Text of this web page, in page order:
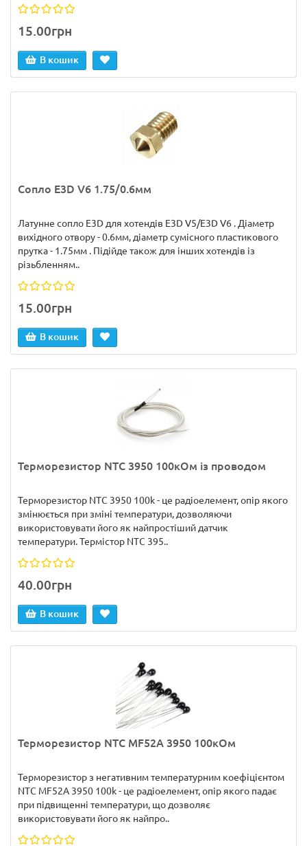
15.00грн
В кошик
Сопло E3D V6 1.75/0.6мм
Латунне сопло E3D для хотендів E3D V5/E3D V6 . Діаметр
вихідного отвору - 0.6мм, діаметр сумісного пластикового
прутка - 1.75мм . Підійде також для інших хотендів із
різьбленням..
15.00грн
В кошик
Терморезистор NTC 3950 100кОм із проводом
Терморезистор NTC 3950 100k - це радіоелемент, опір якого
змінюється при зміні температури, дозволяючи
використовувати його як найпростіший датчик
температури. Термістор NTC 395..
40.00грн
В кошик
Терморезистор NTC MF52A 3950 100кОм
Терморезистор з негативним температурним коефіцієнтом
NTC MF52A 3950 100k - це радіоелемент, опір якого падає
при підвищенні температури, що дозволяє
використовувати його як найпро..